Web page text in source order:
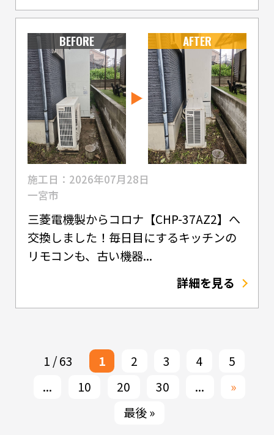
BEFORE AFTER
施工日：2026年07月28日
一宮市
三菱電機製からコロナ【CHP-37AZ2】へ
交換しました！毎日目にするキッチンの
リモコンも、古い機器...
詳細を見る
1 / 63 1 2 3 4
5
...
10 20 30 ...
»
最後 »